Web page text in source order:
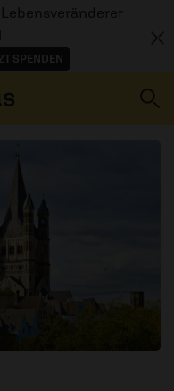
SPENDEN